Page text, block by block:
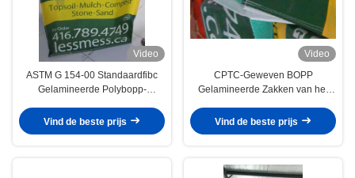
Video
ASTM G 154-00 Standaardfibc
Gelamineerde Polybopp-
Vind de beste prijs
Video
CPTC-Geweven BOPP
Gelamineerde Zakken van het
Vind de beste prijs